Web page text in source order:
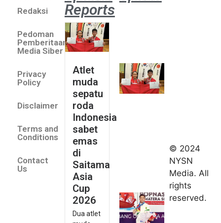
Redaksi
Pedoman
Pemberitaan
Media Siber
Privacy
Policy
Disclaimer
Terms and
Conditions
Contact
Us
Reports
Atlet
muda
sepatu
roda
Indonesia
sabet
emas
di
Saitama
Asia
Cup
2026
Dua atlet
2026
Indonesia
kirim tiga
lifter
muda ke
© 2024
NYSN
Media. All
rights
reserved.